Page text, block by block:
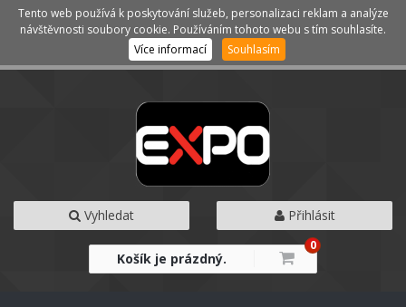
Kategorie Menu
Vyhledat Přihlásit
Košík je prázdný.
0
Tento web používá k poskytování služeb, personalizaci reklam a analýze
návštěvnosti soubory cookie. Používáním tohoto webu s tím souhlasíte.
Více informací
Souhlasím